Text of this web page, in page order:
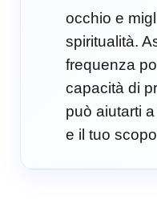
occhio e
spiritualità.
frequenza
capacità di
può aiutarti
e il tuo